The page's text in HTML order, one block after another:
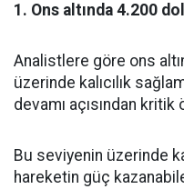
1. Ons altında 4.200
Analistlere göre ons
üzerinde kalıcılık
devamı açısından kritik
Bu seviyenin üzerinde
hareketin güç